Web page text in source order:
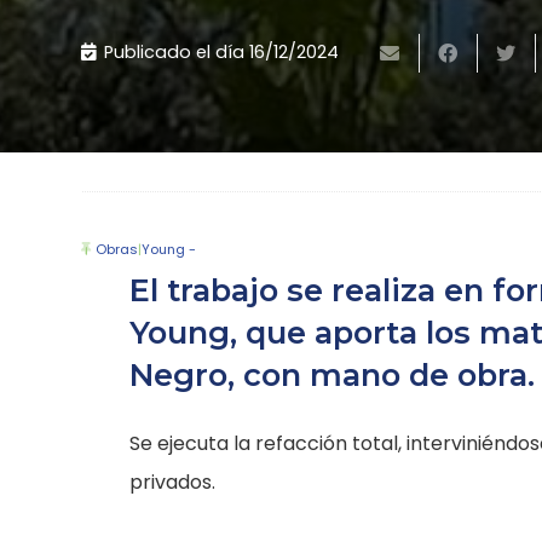
Publicado el día16/12/2024
Obras|Young -
El trabajo se realiza en
Young, que aporta los
Negro, con mano de obra.
Se ejecuta la refacción total,
privados.